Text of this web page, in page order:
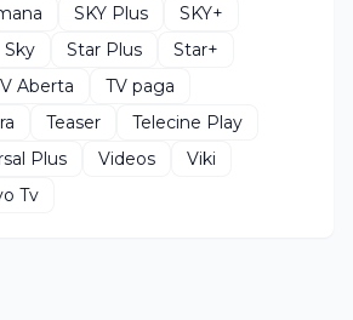
SKY Plus
SKY+
Sky Star Plus
Star+
Aberta
TV paga
Teaser
Telecine Play
Plus Videos
Viki
Tv